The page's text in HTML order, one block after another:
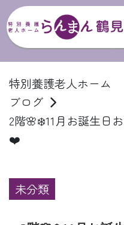
特別養護老人ホーム
ブログ
2階🌸❄️11月お誕生日
❤️
未分類